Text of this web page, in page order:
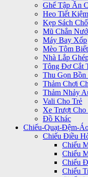
Ghế Tập Ăn
Heo Tiết Kiệm
Kẹp Sách
Mũ Chắn
Máy Bay Xốp
Mèo Tôm
Nhà Lắp
Tông Đơ Cắt
Thu Gọn Bồn
Thảm Chơi
Thảm Nhảy
Vali Cho Trẻ
Xe Trượt Cho
Đồ Khác
Chiếu-Quạt-Đệm-
Chiếu Điều
Chiếu
Chiếu
Chiếu
Chiếu